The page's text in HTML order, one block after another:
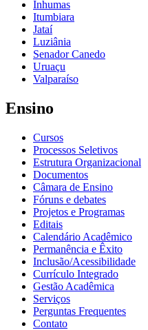
Inhumas
Itumbiara
Jataí
Luziânia
Senador Canedo
Uruaçu
Valparaíso
Ensino
Cursos
Processos Seletivos
Estrutura Organizacional
Documentos
Câmara de Ensino
Fóruns e debates
Projetos e Programas
Editais
Calendário Acadêmico
Permanência e Êxito
Inclusão/Acessibilidade
Currículo Integrado
Gestão Acadêmica
Serviços
Perguntas Frequentes
Contato